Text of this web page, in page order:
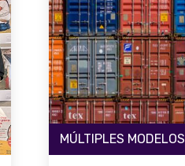
MÚLTIPLES MODELOS